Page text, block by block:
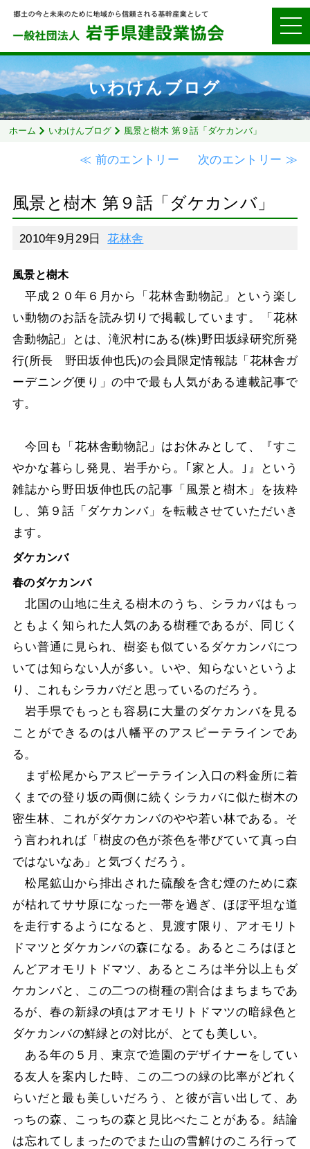
いわけんブログ
ホーム いわけんブログ 風景と樹木 第９話「ダケカンバ」
≪ 前のエントリー 次のエントリー ≫
風景と樹木 第９話「ダケカンバ」
2010年9月29日 花林舎
風景と樹木
平成２０年６月から「花林舎動物記」という楽し
い動物のお話を読み切りで掲載しています。「花林
舎動物記」とは、滝沢村にある(株)野田坂緑研究所発
行(所長 野田坂伸也氏)の会員限定情報誌「花林舎ガ
ーデニング便り」の中で最も人気がある連載記事で
す。
今回も「花林舎動物記」はお休みとして、『すこ
やかな暮らし発見、岩手から。｢家と人。｣』という
雑誌から野田坂伸也氏の記事「風景と樹木」を抜粋
し、第９話「ダケカンバ」を転載させていただいき
ます。
ダケカンバ
春のダケカンバ
北国の山地に生える樹木のうち、シラカバはもっ
ともよく知られた人気のある樹種であるが、同じく
らい普通に見られ、樹姿も似ているダケカンバにつ
いては知らない人が多い。いや、知らないというよ
り、これもシラカバだと思っているのだろう。
岩手県でもっとも容易に大量のダケカンバを見る
ことができるのは八幡平のアスピーテラインであ
る。
まず松尾からアスピーテライン入口の料金所に着
くまでの登り坂の両側に続くシラカバに似た樹木の
密生林、これがダケカンバのやや若い林である。そ
う言われれば「樹皮の色が茶色を帯びていて真っ白
ではないなあ」と気づくだろう。
松尾鉱山から排出された硫酸を含む煙のために森
が枯れてササ原になった一帯を過ぎ、ほぼ平坦な道
を走行するようになると、見渡す限り、アオモリト
ドマツとダケカンバの森になる。あるところはほと
んどアオモリトドマツ、あるところは半分以上もダ
ケカンバと、この二つの樹種の割合はまちまちであ
るが、春の新緑の頃はアオモリトドマツの暗緑色と
ダケカンバの鮮緑との対比が、とても美しい。
ある年の５月、東京で造園のデザイナーをしてい
る友人を案内した時、この二つの緑の比率がどれく
らいだと最も美しいだろう、と彼が言い出して、あ
っちの森、こっちの森と見比べたことがある。結論
は忘れてしまったのでまた山の雪解けのころ行って